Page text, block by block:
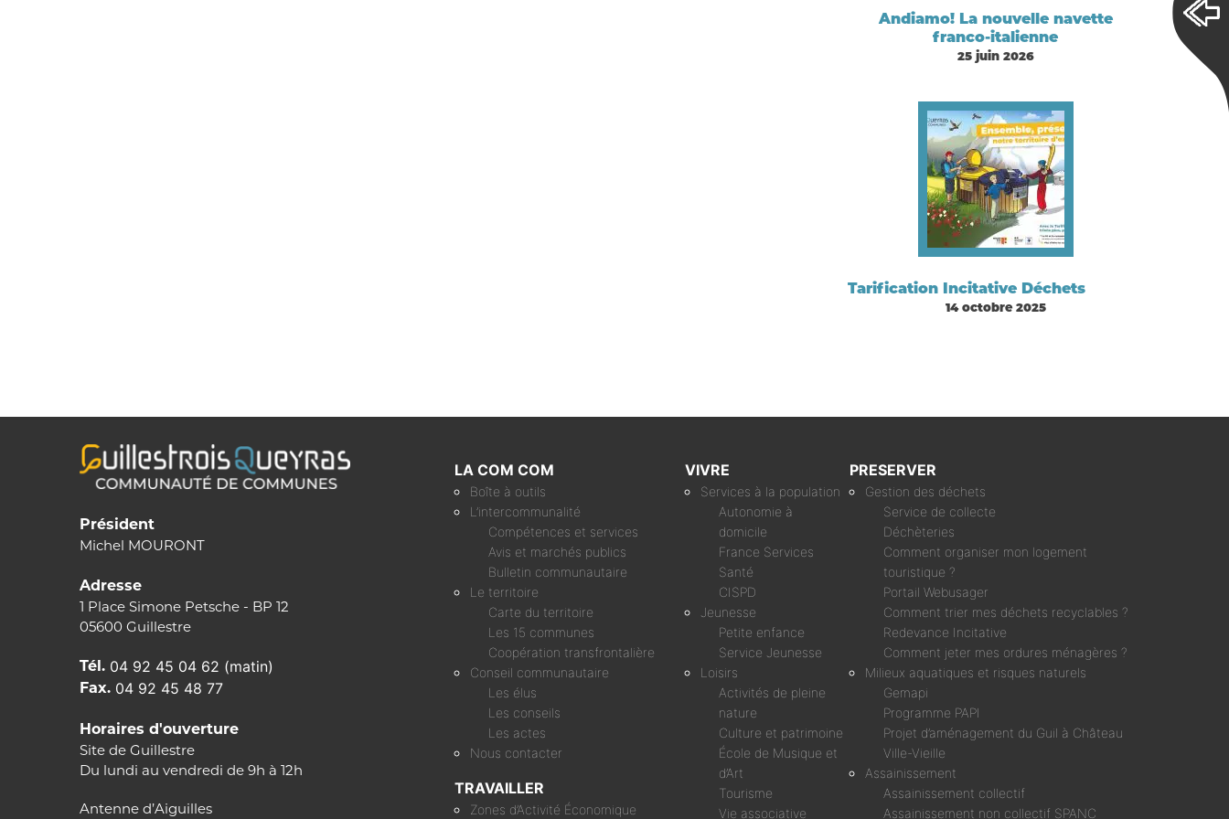
Andiamo! La nouvelle navette
franco-italienne
25 juin 2026
Tarification Incitative Déchets
14 octobre 2025
Président
Michel MOURONT
Adresse
1 Place Simone Petsche - BP 12
05600 Guillestre
Tél. 04 92 45 04 62 (matin)
Fax. 04 92 45 48 77
Horaires d'ouverture
Site de Guillestre
Du lundi au vendredi de 9h à 12h
Antenne d’Aiguilles
LA COM COM
Boîte à outils
L’intercommunalité
Compétences et services
Avis et marchés publics
Bulletin communautaire
Le territoire
Carte du territoire
Les 15 communes
Coopération transfrontalière
Conseil communautaire
Les élus
Les conseils
Les actes
Nous contacter
TRAVAILLER
Zones d’Activité Économique
VIVRE
Services à la population
Autonomie à
domicile
France Services
Santé
CISPD
Jeunesse
Petite enfance
Service Jeunesse
Loisirs
Activités de pleine
nature
Culture et patrimoine
École de Musique et
d’Art
Tourisme
Vie associative
PRESERVER
Gestion des déchets
Service de collecte
Déchèteries
Comment organiser mon logement
touristique ?
Portail Webusager
Comment trier mes déchets recyclables ?
Redevance Incitative
Comment jeter mes ordures ménagères ?
Milieux aquatiques et risques naturels
Gemapi
Programme PAPI
Projet d’aménagement du Guil à Château
Ville-Vieille
Assainissement
Assainissement collectif
Assainissement non collectif SPANC